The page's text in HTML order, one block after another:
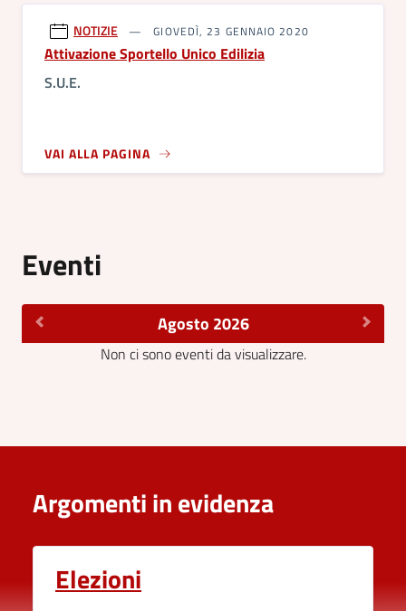
NOTIZIE GIOVEDÌ, 23 GENNAIO 2020
Attivazione Sportello Unico Edilizia
S.U.E.
VAI ALLA PAGINA
Eventi
Agosto 2026
Non ci sono eventi da visualizzare.
Argomenti in evidenza
Elezioni